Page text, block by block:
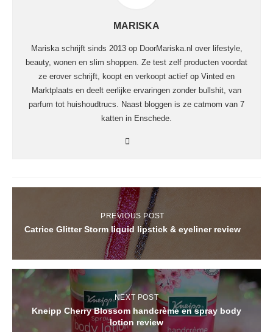
MARISKA
Mariska schrijft sinds 2013 op DoorMariska.nl over lifestyle,
beauty, wonen en slim shoppen. Ze test zelf producten voordat
ze erover schrijft, koopt en verkoopt actief op Vinted en
Marktplaats en deelt eerlijke ervaringen zonder bullshit, van
parfum tot huishoudtrucs. Naast bloggen is ze catmom van 7
katten in Enschede.
PREVIOUS POST
Catrice Glitter Storm liquid lipstick & eyeliner review
NEXT POST
Kneipp Cherry Blossom handcrème en spray body
lotion review